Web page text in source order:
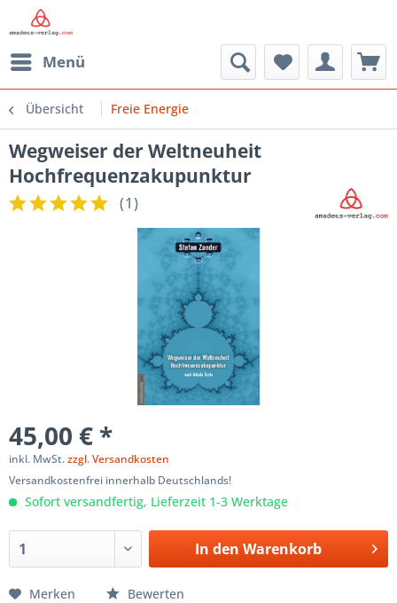
Menü
Übersicht Freie Energie
Wegweiser der Weltneuheit
Hochfrequenzakupunktur
(1)
45,00 € *
inkl. MwSt.zzgl. Versandkosten
Versandkostenfrei innerhalb Deutschlands!
Sofort versandfertig, Lieferzeit 1-3 Werktage
In den Warenkorb
Merken Bewerten